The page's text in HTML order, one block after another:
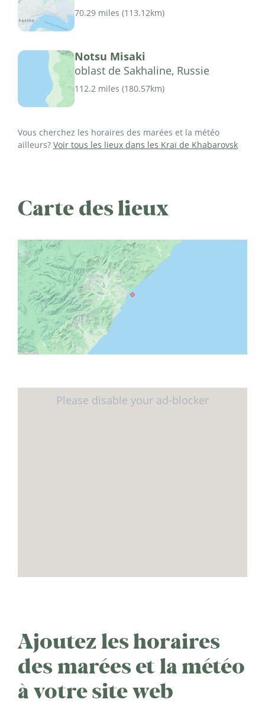
70.29 miles (113.12km)
Notsu Misaki
oblast de Sakhaline, Russie
112.2 miles (180.57km)
Vous cherchez les horaires des marées et la météo
ailleurs? Voir tous les lieux dans les Kraï de Khabarovsk
Carte des lieux
Ajoutez les horaires
des marées et la météo
à votre site web